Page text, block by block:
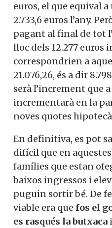
euros, el que equival
2.733,6 euros l’any.
pagant al final de tot
lloc dels 12.277 euros
correspondrien a
21.076,26, és a dir
serà l’increment que
incrementarà en la
noves quotes
En definitiva, es pot
difícil que en
famílies que estan
baixos ingressos i
puguin sortir bé. De
viable era que fos el
es rasqués la butxaca